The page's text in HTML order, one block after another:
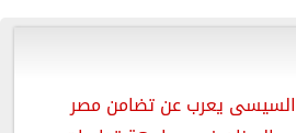
السيسى يعرب عن تضامن مصر